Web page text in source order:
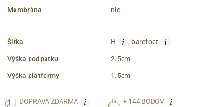
Membrána nie
Šířka H i , barefoot i
Výška podpatku 2.5cm
Výška platformy 1.5cm
DOPRAVAZDARMA i + 144 BODOV i